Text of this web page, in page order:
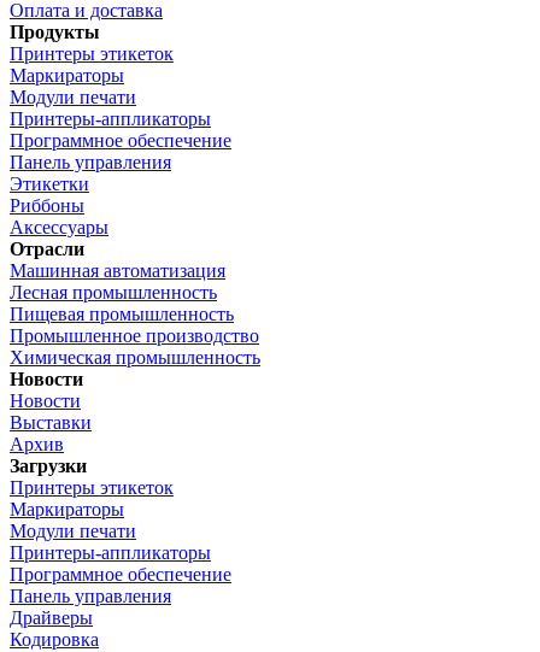
Оплата и доставка
Продукты
Принтеры этикеток
Маркираторы
Модули печати
Принтеры-аппликаторы
Программное обеспечение
Панель управления
Этикетки
Риббоны
Аксессуары
Отрасли
Машинная автоматизация
Лесная промышленность
Пищевая промышленность
Промышленное производство
Химическая промышленность
Новости
Новости
Выставки
Архив
Загрузки
Принтеры этикеток
Маркираторы
Модули печати
Принтеры-аппликаторы
Программное обеспечение
Панель управления
Драйверы
Кодировка